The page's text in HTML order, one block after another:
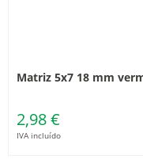
Matriz 5x7 18 mm
2,98 €
IVA incluído